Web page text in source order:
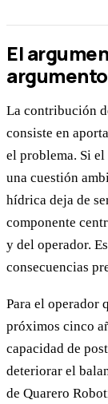
El
La contribución
consiste en
el problema. Si el
una cuestión
hídrica deja de
componente
y del operador.
consecuencias
Para el operador
próximos cinco
capacidad de
deteriorar el
de Quarero